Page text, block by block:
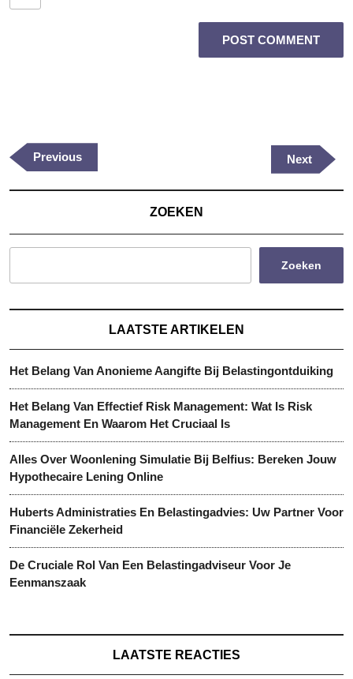
Previous
Post
Previous
Next
Post
Next
ZOEKEN
Zoeken
LAATSTE ARTIKELEN
Het Belang Van Anonieme Aangifte Bij Belastingontduiking
Het Belang Van Effectief Risk Management: Wat Is Risk
Management En Waarom Het Cruciaal Is
Alles Over Woonlening Simulatie Bij Belfius: Bereken Jouw
Hypothecaire Lening Online
Huberts Administraties En Belastingadvies: Uw Partner Voor
Financiële Zekerheid
De Cruciale Rol Van Een Belastingadviseur Voor Je
Eenmanszaak
LAATSTE REACTIES